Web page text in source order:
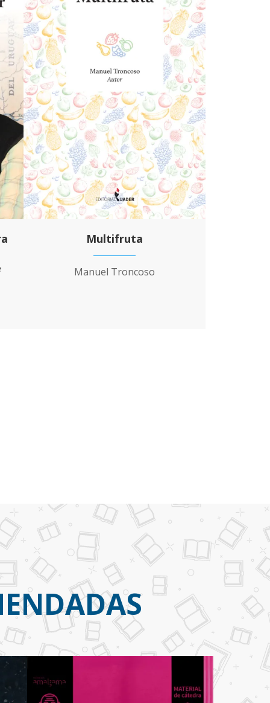
Multifruta
Manuel Troncoso